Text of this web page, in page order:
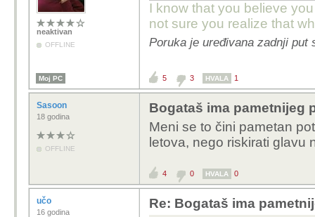
neaktivan
OFFLINE
I know that you believe
not sure you realize that
Poruka je uređivana zadnji put
Moj PC 5 3 HVALA 1
Sasoon
18 godina
OFFLINE
Bogataš ima pametnijeg
Meni se to čini pametan
letova, nego riskirati glavu
4 0 HVALA 0
učo
16 godina
Re: Bogataš ima